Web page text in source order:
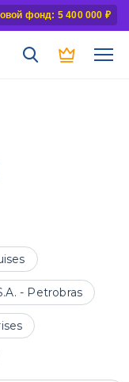
фонд: 5 400 000 ₽
- Petrobras